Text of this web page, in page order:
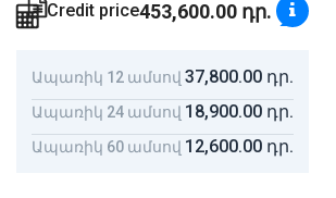
Credit price453,600.00 դր.
Ապառիկ 12 ամսով 37,800.00 դր.
Ապառիկ 24 ամսով 18,900.00 դր.
Ապառիկ 60 ամսով 12,600.00 դր.